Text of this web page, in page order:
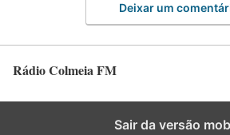
Deixar um
Rádio Colmeia FM
Sair da versão